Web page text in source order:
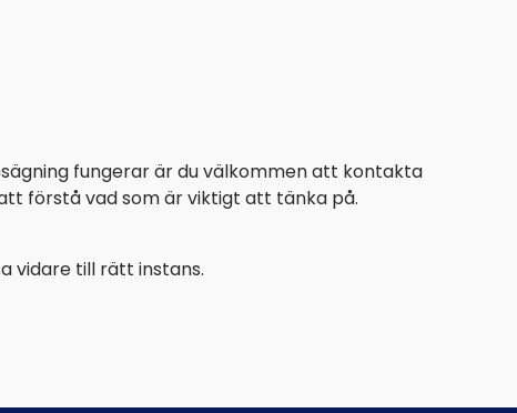
fungerar är du välkommen att kontakta
förstå vad som är viktigt att tänka på.
vidare till rätt instans.